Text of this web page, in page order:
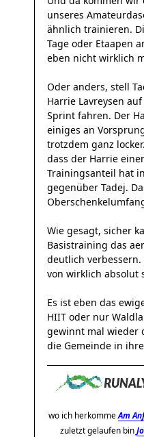
unseres
ähnlich trainieren.
Tage oder Etaapen
eben nicht wirklich
Oder anders, stell
Harrie Lavreysen
Sprint fahren. Der
einiges an
trotzdem ganz
dass der Harrie
Trainingsanteil hat
gegenüber Tadej.
Wie gesagt, sicher
Basistraining das
deutlich
von wirklich absolut
Es ist eben das
HIIT oder nur
gewinnt mal wieder
die Gemeinde in
wo ich herkomme Am
zuletzt gelaufen bin